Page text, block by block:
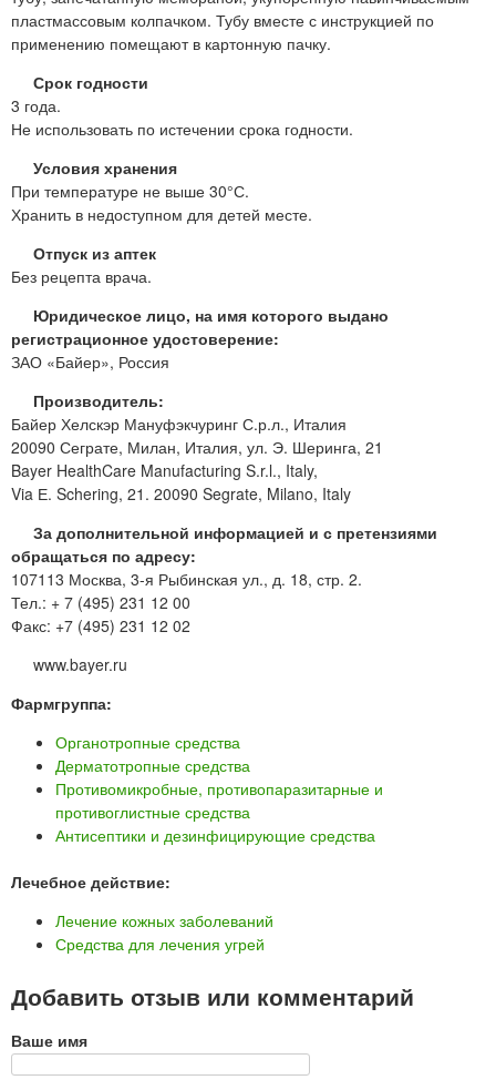
пластмассовым колпачком. Тубу вместе с инструкцией по
применению помещают в картонную пачку.
Срок годности
3 года.
Не использовать по истечении срока годности.
Условия хранения
При температуре не выше 30°С.
Хранить в недоступном для детей месте.
Отпуск из аптек
Без рецепта врача.
Юридическое лицо, на имя которого выдано
регистрационное удостоверение:
ЗАО «Байер», Россия
Производитель:
Байер Хелскэр Мануфэкчуринг С.р.л., Италия
20090 Сеграте, Милан, Италия, ул. Э. Шеринга, 21
Bayer HealthCare Manufacturing S.r.l., Italy,
Via Е. Schering, 21. 20090 Segrate, Milano, Italy
За дополнительной информацией и с претензиями
обращаться по адресу:
107113 Москва, 3-я Рыбинская ул., д. 18, стр. 2.
Тел.: + 7 (495) 231 12 00
Факс: +7 (495) 231 12 02
www.bayer.ru
Фармгруппа:
Органотропные средства
Дерматотропные средства
Противомикробные, противопаразитарные и
противоглистные средства
Антисептики и дезинфицирующие средства
Лечебное действие:
Лечение кожных заболеваний
Средства для лечения угрей
Добавить отзыв или комментарий
Ваше имя